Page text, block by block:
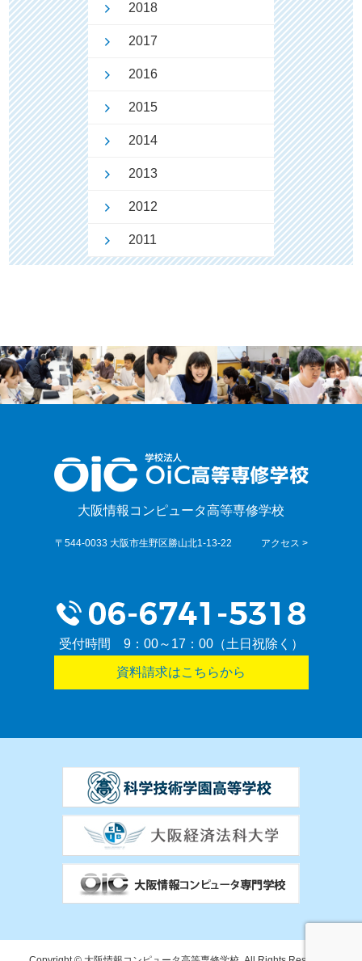
2018
2017
2016
2015
2014
2013
2012
2011
大阪情報コンピュータ高等専修学校
〒544-0033 大阪市生野区勝山北1-13-22 アクセス >
受付時間 9：00～17：00（土日祝除く）
資料請求はこちらから